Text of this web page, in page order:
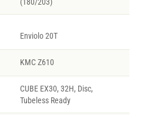
Enviolo 20T
KMC Z610
CUBE EX30, 32H, Disc,
Tubeless Ready